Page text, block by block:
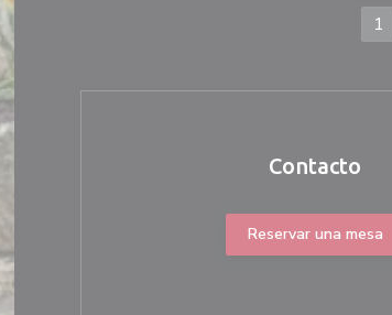
1
Contacto
Reservar una mesa